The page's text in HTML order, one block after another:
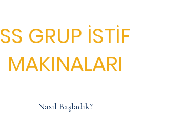
SS GRUP İSTİF
MAKINALARI
Nasıl Başladık?